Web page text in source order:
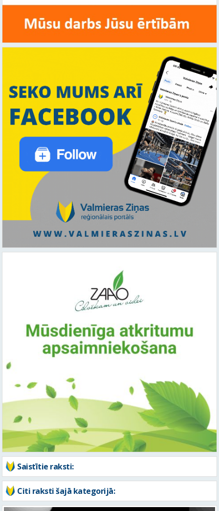
Saistītie raksti:
Citi raksti šajā kategorijā: